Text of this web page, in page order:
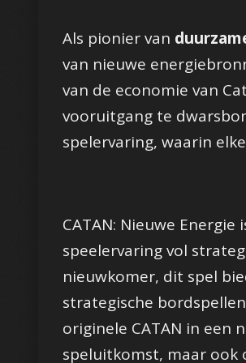
Als pionier van
van nieuwe
van de economie van
vooruitgang te
spelervaring, waarin
CATAN: Nieuwe
speelervaring vol
nieuwkomer, dit spel
strategische
originele CATAN in een
speluitkomst, maar ook